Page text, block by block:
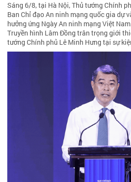
Sáng 6/8, tại Hà Nội, Thủ tướng Chính
Ban Chỉ đạo An ninh mạng quốc gia dự
hưởng ứng Ngày An ninh mạng Việt
Truyền hình Lâm Đồng trân trọng giới
tướng Chính phủ Lê Minh Hưng tại sự